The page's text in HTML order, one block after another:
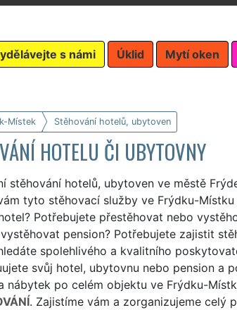
s námi Úklid Mytí oken
Místek Stěhování hotelů, ubytoven
HOTELU ČI UBYTOVNY
stěhování hotelů, ubytoven ve městě
tyto stěhovací služby ve Frýdku-
Potřebujete přestěhovat nebo
pension? Potřebujete zajistit
spolehlivého a kvalitního
svůj hotel, ubytovnu nebo pension a
po celém objektu ve Frýdku-
. Zajistíme vám a zorganizujeme celý